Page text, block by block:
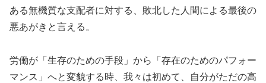
ある無機質な支配者に対する、敗北した人間による最後の
悪あがきと言える。
労働が「生存のための手段」から「存在のためのパフォー
マンス」へと変貌する時、我々は初めて、自分がただの高